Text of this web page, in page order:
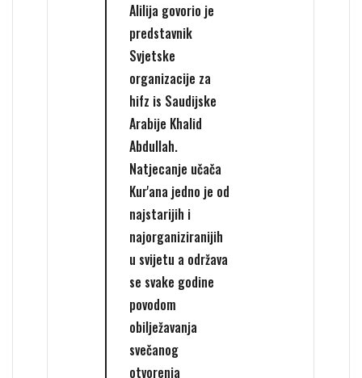
Alilija govorio je
predstavnik
Svjetske
organizacije za
hifz is Saudijske
Arabije Khalid
Abdullah.
Natjecanje učača
Kur'ana jedno je od
najstarijih i
najorganiziranijih
u svijetu a održava
se svake godine
povodom
obilježavanja
svečanog
otvorenja